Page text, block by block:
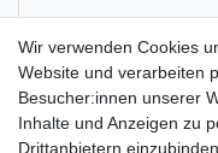
Passend für:Samsung
C105). Ersetzt den
Wir verwenden Cookies
Website und verarbeiten
Besucher:innen unserer
Inhalte und Anzeigen zu
Drittanbietern